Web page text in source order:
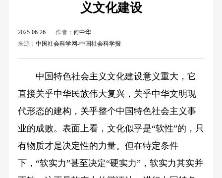
义文化建设
2025-06-26 作者： 何中华
来源： 中国社会科学网-中国社会科学报
中国特色社会主义文化建设意义重大，它
直接关乎中华民族伟大复兴，关乎中华文明现
代形态的建构，关乎整个中国特色社会主义事
业的成败。表面上看，文化似乎是“软性”的，只
有物质才是决定性的力量。但在特定条件
下，“软实力”甚至决定“硬实力”，软实力其实并